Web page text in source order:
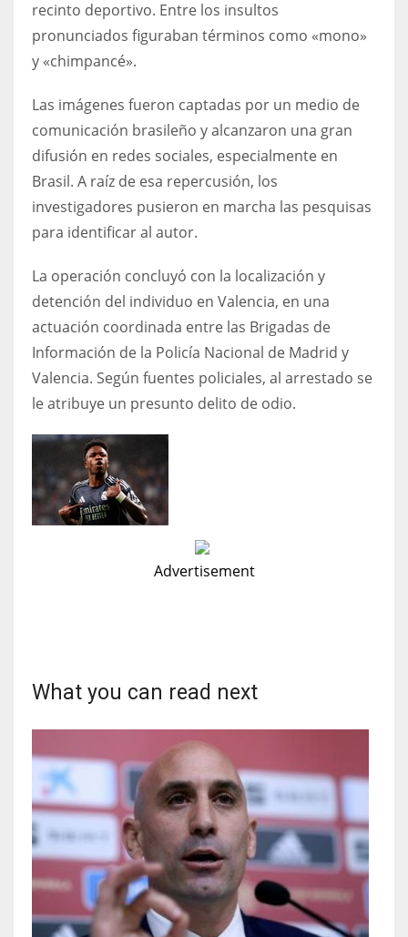
NYG
24
MIA
DAL
22
WSH
26
recinto deportivo. Entre los insultos
pronunciados figuraban términos como «mono»
y «chimpancé».
Las imágenes fueron captadas por un medio de
comunicación brasileño y alcanzaron una gran
difusión en redes sociales, especialmente en
Brasil. A raíz de esa repercusión, los
investigadores pusieron en marcha las pesquisas
para identificar al autor.
La operación concluyó con la localización y
detención del individuo en Valencia, en una
actuación coordinada entre las Brigadas de
Información de la Policía Nacional de Madrid y
Valencia. Según fuentes policiales, al arrestado se
le atribuye un presunto delito de odio.
Advertisement
What you can read next